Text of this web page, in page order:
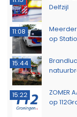
Delfzijl
11:08
op
15:44
15:22
ZOMER
op